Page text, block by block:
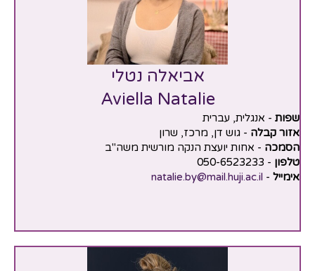
אביאלה נטלי
Aviella Natalie
שפות - אנגלית, עברית
אזור קבלה - גוש דן, מרכז, שרון
הסמכה - אחות יועצת הנקה מורשית משה"ב
טלפון - 050-6523233
אימייל -
natalie.by@mail.huji.ac.il